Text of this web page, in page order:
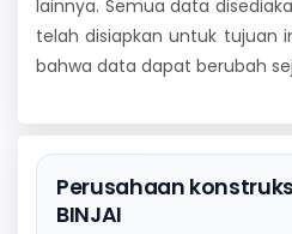
lainnya. Semua data
telah disiapkan untuk tujuan
bahwa data dapat berubah
Perusahaan
BINJAI